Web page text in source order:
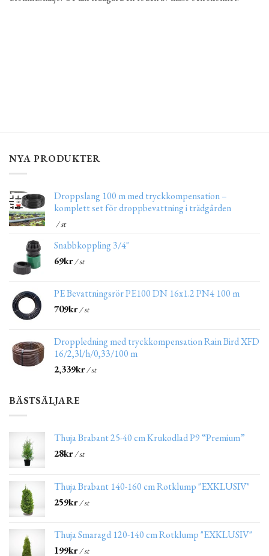
NYA PRODUKTER
Droppslang 100 m med tryckkompensation –
komplett set för droppbevattning i trädgården
/ st
Snabbkoppling 3/4"
69kr/ st
PE Bevattningsrör PE100 DN 16x1.2 PN4 100 m
709kr/ st
Droppledning med tryckkompensation Rain Bird XFD
16/2,3l/h/0,33/100 m
2,339kr/ st
BÄSTSÄLJARE
Thuja Brabant 25-40 cm Krukodlad P9 “Premium”
28kr/ st
Thuja Brabant 140-160 cm Rotklump "EXKLUSIV"
259kr/ st
Thuja Smaragd 120-140 cm Rotklump "EXKLUSIV"
199kr/ st